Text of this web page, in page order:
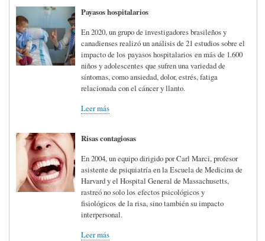
Payasos hospitalarios
En 2020, un grupo de investigadores brasileños y
canadienses realizó un análisis de 21 estudios sobre el
impacto de los payasos hospitalarios en más de 1.600
niños y adolescentes que sufren una variedad de
síntomas, como ansiedad, dolor, estrés, fatiga
relacionada con el cáncer y llanto.
Leer más
Risas contagiosas
En 2004, un equipo dirigido por Carl Marci, profesor
asistente de psiquiatría en la Escuela de Medicina de
Harvard y el Hospital General de Massachusetts,
rastreó no solo los efectos psicológicos y
fisiológicos de la risa, sino también su impacto
interpersonal.
Leer más